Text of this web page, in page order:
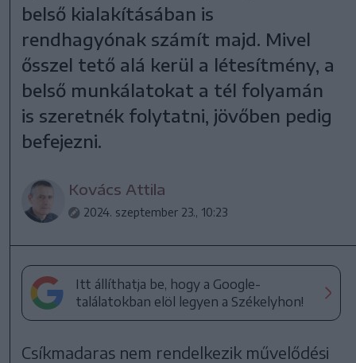
belső kialakításában is
rendhagyónak számít majd. Mivel
ősszel tető alá kerül a létesítmény, a
belső munkálatokat a tél folyamán
is szeretnék folytatni, jövőben pedig
befejezni.
Kovács Attila
2024. szeptember 23., 10:23
Itt állíthatja be, hogy a Google-
találatokban elöl legyen a Székelyhon!
Csíkmadaras nem rendelkezik művelődési